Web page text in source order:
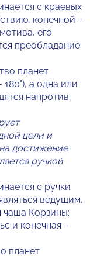
с краевых
конечной –
его
преобладание
планет
а одна или
напротив,
цели и
достижение
ручкой
с ручки
ведущим,
чаша Корзины:
и конечная –
планет